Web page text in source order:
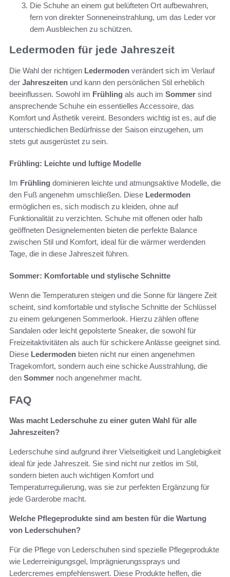
Die Schuhe an einem gut belüfteten Ort aufbewahren,
fern von direkter Sonneneinstrahlung, um das Leder vor
dem Ausbleichen zu schützen.
Ledermoden für jede Jahreszeit
Die Wahl der richtigen Ledermoden verändert sich im Verlauf
der Jahreszeiten und kann den persönlichen Stil erheblich
beeinflussen. Sowohl im Frühling als auch im Sommer sind
ansprechende Schuhe ein essentielles Accessoire, das
Komfort und Ästhetik vereint. Besonders wichtig ist es, auf die
unterschiedlichen Bedürfnisse der Saison einzugehen, um
stets gut ausgerüstet zu sein.
Frühling: Leichte und luftige Modelle
Im Frühling dominieren leichte und atmungsaktive Modelle, die
den Fuß angenehm umschließen. Diese Ledermoden
ermöglichen es, sich modisch zu kleiden, ohne auf
Funktionalität zu verzichten. Schuhe mit offenen oder halb
geöffneten Designelementen bieten die perfekte Balance
zwischen Stil und Komfort, ideal für die wärmer werdenden
Tage, die in diese Jahreszeit führen.
Sommer: Komfortable und stylische Schnitte
Wenn die Temperaturen steigen und die Sonne für längere Zeit
scheint, sind komfortable und stylische Schnitte der Schlüssel
zu einem gelungenen Sommerlook. Hierzu zählen offene
Sandalen oder leicht gepolsterte Sneaker, die sowohl für
Freizeitaktivitäten als auch für schickere Anlässe geeignet sind.
Diese Ledermoden bieten nicht nur einen angenehmen
Tragekomfort, sondern auch eine schicke Ausstrahlung, die
den Sommer noch angenehmer macht.
FAQ
Was macht Lederschuhe zu einer guten Wahl für alle
Jahreszeiten?
Lederschuhe sind aufgrund ihrer Vielseitigkeit und Langlebigkeit
ideal für jede Jahreszeit. Sie sind nicht nur zeitlos im Stil,
sondern bieten auch wichtigen Komfort und
Temperaturregulierung, was sie zur perfekten Ergänzung für
jede Garderobe macht.
Welche Pflegeprodukte sind am besten für die Wartung
von Lederschuhen?
Für die Pflege von Lederschuhen sind spezielle Pflegeprodukte
wie Lederreinigungsgel, Imprägnierungssprays und
Ledercremes empfehlenswert. Diese Produkte helfen, die